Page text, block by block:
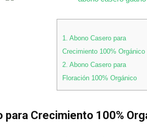
1. Abono Casero para
Crecimiento 100% Orgánico
2. Abono Casero para
Floración 100% Orgánico
para Crecimiento 100%